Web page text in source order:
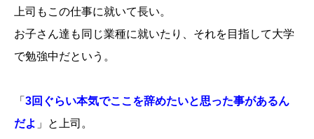
上司もこの仕事に就いて長い。
お子さん達も同じ業種に就いたり、それを目指して大学
で勉強中だという。
「 3回ぐらい本気でここを辞めたいと思った事があるん
だよ 」と上司。